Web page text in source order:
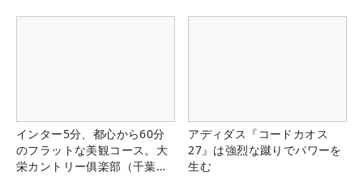
インター5分、都心から60分
のフラットな美観コース。大
栄カントリー俱楽部（千葉
アディダス『コードカオス
27』は強烈な蹴りでパワーを
生む